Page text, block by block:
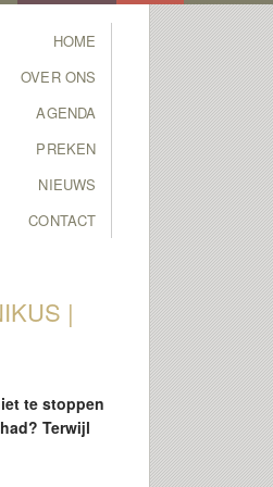
TO PRIMARY
TO SECONDARY
HOME
OVER ONS
AGENDA
PREKEN
NIEUWS
CONTACT
|
te stoppen
Terwijl